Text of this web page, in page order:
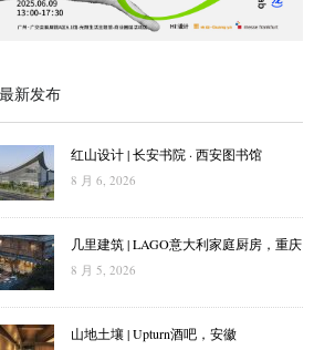
新发布
红山设计 | 长安书院 · 西安图书馆
8 月 6, 2026
几里建筑 | LAGO意大利家庭厨房，重庆
8 月 5, 2026
山地土壤 | Upturn酒吧，安徽